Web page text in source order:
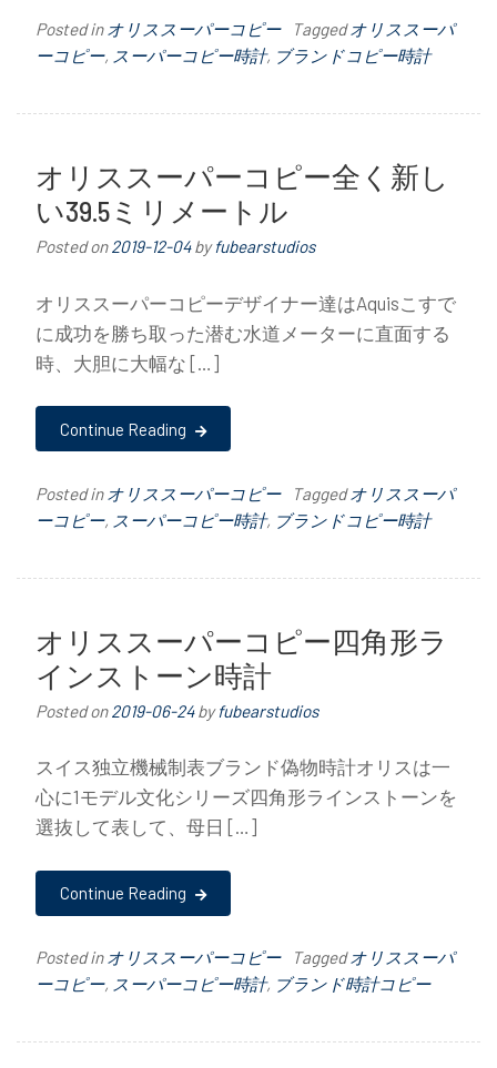
Posted inオリススーパーコピー Taggedオリススーパ
ーコピー, スーパーコピー時計, ブランドコピー時計
オリススーパーコピー全く新し
い39.5ミリメートル
Posted on2019-12-04byfubearstudios
オリススーパーコピーデザイナー達はAquisこすで
に成功を勝ち取った潜む水道メーターに直面する
時、大胆に大幅な […]
Continue Reading
Posted in オリススーパーコピー Tagged オリススーパ
ーコピー, スーパーコピー時計, ブランドコピー時計
オリススーパーコピー四角形ラ
インストーン時計
Posted on 2019-06-24byfubearstudios
スイス独立機械制表ブランド偽物時計オリスは一
心に1モデル文化シリーズ四角形ラインストーンを
選抜して表して、母日 […]
Continue Reading
Posted inオリススーパーコピー Taggedオリススーパ
ーコピー, スーパーコピー時計, ブランド時計コピー